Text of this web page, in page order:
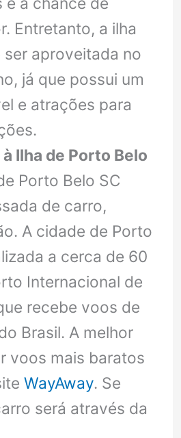
Entretanto, a ilha
aproveitada no
já que possui um
e atrações para
Ilha de Porto Belo
Porto Belo SC
de carro,
A cidade de Porto
a cerca de 60
Internacional de
recebe voos de
Brasil. A melhor
voos mais baratos
WayAway. Se
será através da